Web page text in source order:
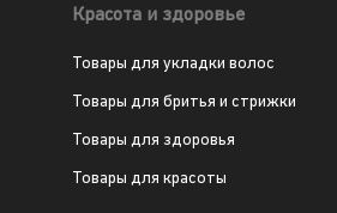
Красота и здоровье
Товары для укладки волос
Товары для бритья и стрижки
Товары для здоровья
Товары для красоты